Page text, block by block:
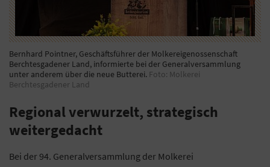
Bernhard Pointner, Geschäftsführer der Molkereigenossenschaft
Berchtesgadener Land, informierte bei der Generalversammlung
unter anderem über die neue Butterei. Foto: Molkerei
Berchtesgadener Land
Regional verwurzelt, strategisch
weitergedacht
Bei der 94. Generalversammlung der Molkerei